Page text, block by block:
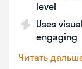
level
Uses
engaging
Читать